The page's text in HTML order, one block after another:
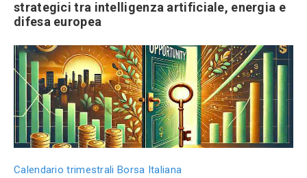
strategici tra intelligenza artificiale, energia e
difesa europea
Calendario trimestrali Borsa Italiana